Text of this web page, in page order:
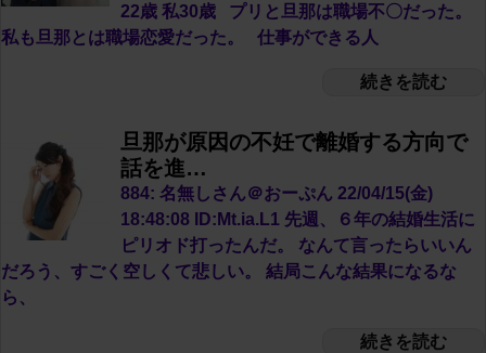
22歳 私30歳 プリと旦那は職場不〇だった。
私も旦那とは職場恋愛だった。 仕事ができる人
続きを読む
旦那が原因の不妊で離婚する方向で
話を進…
884: 名無しさん＠おーぷん 22/04/15(金)
18:48:08 ID:Mt.ia.L1 先週、６年の結婚生活に
ピリオド打ったんだ。 なんて言ったらいいん
だろう、すごく空しくて悲しい。 結局こんな結果になるな
ら、
続きを読む